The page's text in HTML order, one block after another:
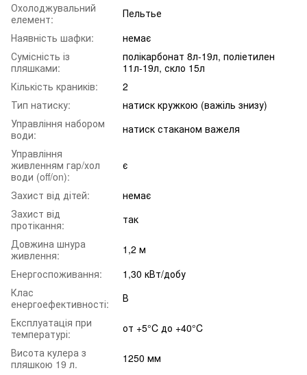
Охолоджувальний
елемент:
Пельтье
Наявність шафки:
немає
Сумісність із
пляшками:
полікарбонат 8л-19л, поліетилен
11л-19л, скло 15л
Кількість краників:
2
Тип натиску:
натиск кружкою (важіль знизу)
Управління набором
води:
натиск стаканом важеля
Управління
живленням гар/хол
води (off/on):
є
Захист від дітей:
немає
Захист від
протікання:
так
Довжина шнура
живлення:
1,2 м
Енергоспоживання:
1,30 кВт/добу
Клас
енергоефективності:
В
Експлуатація при
температурі:
от +5°C до +40°C
Висота кулера з
пляшкою 19 л.
1250 мм